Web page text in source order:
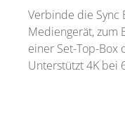
Verbinde die Sync
Mediengerät, zum
einer Set-Top-Box
Unterstützt 4K bei